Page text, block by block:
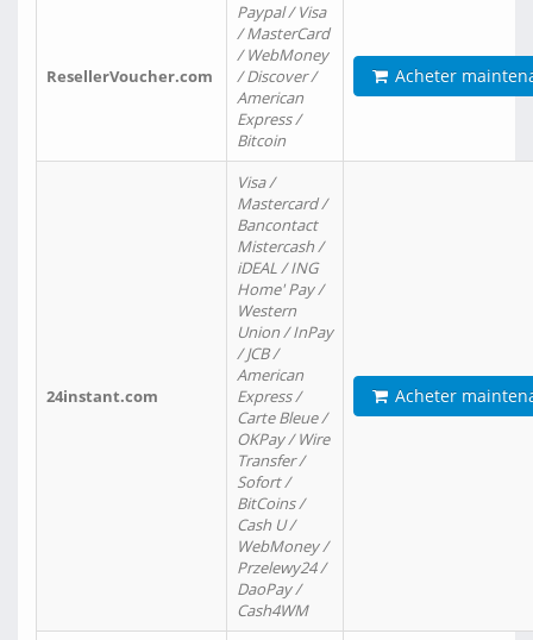
ResellerVoucher.com
Paypal / Visa
/ MasterCard
/ WebMoney
/ Discover /
American
Express /
Bitcoin
Acheter
24instant.com
Visa /
Mastercard /
Bancontact
Mistercash /
iDEAL / ING
Home' Pay /
Western
Union / InPay
/ JCB /
American
Express /
Carte Bleue /
OKPay / Wire
Transfer /
Sofort /
BitCoins /
Cash U /
WebMoney /
Przelewy24 /
DaoPay /
Cash4WM
Acheter